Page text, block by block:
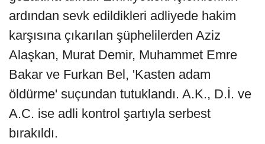
ardından sevk edildikleri adliyede hakim
karşısına çıkarılan şüphelilerden Aziz
Alaşkan, Murat Demir, Muhammet Emre
Bakar ve Furkan Bel, 'Kasten adam
öldürme' suçundan tutuklandı. A.K., D.İ. ve
A.C. ise adli kontrol şartıyla serbest
bırakıldı.